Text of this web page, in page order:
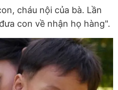
cháu nội của bà. Lần
con về nhận họ hàng".